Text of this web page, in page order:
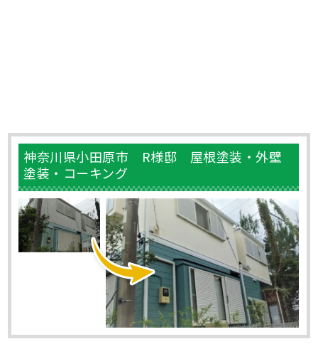
神奈川県小田原市 R様邸 屋根塗装・外壁
塗装・コーキング